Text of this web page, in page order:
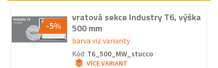
-5%
vratová sekce Industry T6, výška
500 mm
barva viz varianty
Kód: T6_500_MW_stucco
VÍCE VARIANT